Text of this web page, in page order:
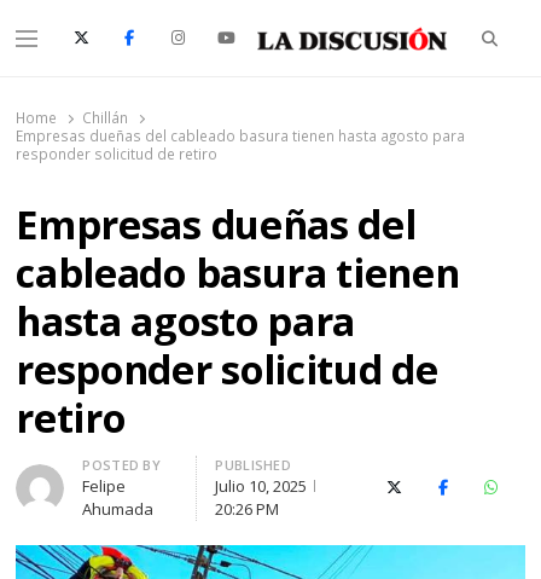
Menu
Home
Chillán
Empresas dueñas del cableado basura tienen hasta agosto para
responder solicitud de retiro
Empresas dueñas del
cableado basura tienen
hasta agosto para
responder solicitud de
retiro
Author
POSTED BY
Felipe
Ahumada
PUBLISHED
Julio 10, 2025
20:26 PM
X (Twitter)Facebook